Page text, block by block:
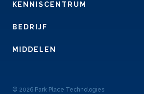
KENNISCENTRUM
BEDRIJF
MIDDELEN
© 2026 Park Place Technologies